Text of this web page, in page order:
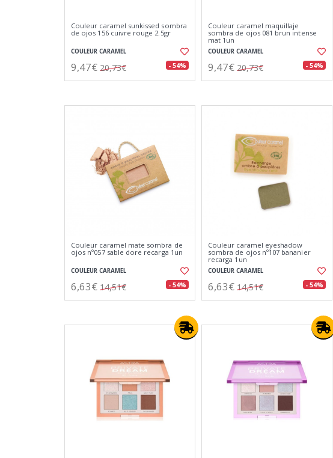
Couleur caramel sunkissed sombra
de ojos 156 cuivre rouge 2.5gr
COULEUR CARAMEL
9,47€ 20,73€ - 54%
Couleur caramel maquillaje
sombra de ojos 081 brun intense
mat 1un
COULEUR CARAMEL
9,47€ 20,73€ - 54%
Couleur caramel mate sombra de
ojos nº057 sable dore recarga 1un
COULEUR CARAMEL
6,63€ 14,51€ - 54%
Couleur caramel eyeshadow
sombra de ojos nº107 bananier
recarga 1un
COULEUR CARAMEL
6,63€ 14,51€ - 54%